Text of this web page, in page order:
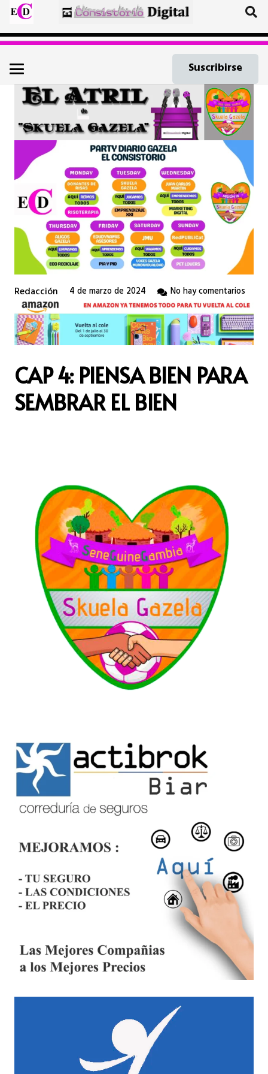
Suscribirse
Redacción 4 de marzo de 2024 No hay comentarios
CAP 4: PIENSA BIEN PARA
SEMBRAR EL BIEN